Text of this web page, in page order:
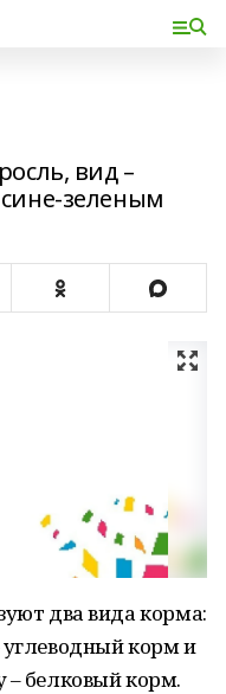
вид –
зеленым
два вида корма:
корм и
– белковый корм.